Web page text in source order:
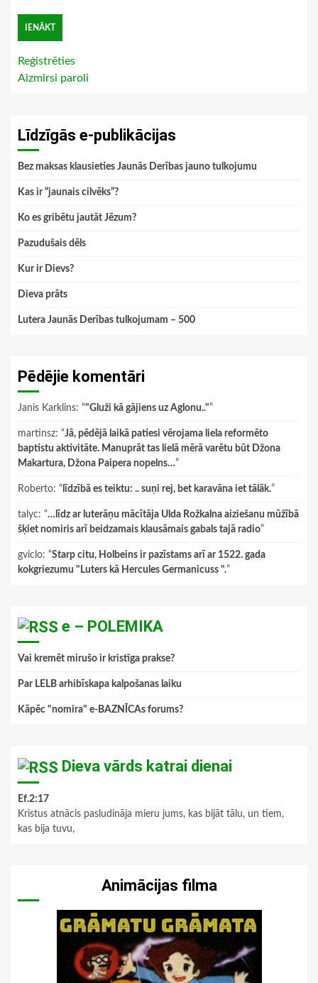
Reģistrēties
Aizmirsi paroli
Līdzīgās e-publikācijas
Bez maksas klausieties Jaunās Derības jauno tulkojumu
Kas ir “jaunais cilvēks”?
Ko es gribētu jautāt Jēzum?
Pazudušais dēls
Kur ir Dievs?
Dieva prāts
Lutera Jaunās Derības tulkojumam – 500
Pēdējie komentāri
Janis Karklins: “"Gluži kā gājiens uz Aglonu.."”
martinsz: “Jā, pēdējā laikā patiesi vērojama liela reformēto
baptistu aktivitāte. Manuprāt tas lielā mērā varētu būt Džona
Makartura, Džona Paipera nopelns…”
Roberto: “ līdzībā es teiktu: .. suņi rej, bet karavāna iet tālāk.”
talyc: “…līdz ar luterāņu mācītāja Ulda Rožkalna aiziešanu mūžībā
šķiet nomiris arī beidzamais klausāmais gabals tajā radio”
gviclo: “Starp citu, Holbeins ir pazīstams arī ar 1522. gada
kokgriezumu "Luters kā Hercules Germanicuss ".”
e – POLEMIKA
Vai kremēt mirušo ir kristīga prakse?
Par LELB arhibīskapa kalpošanas laiku
Kāpēc "nomira" e-BAZNĪCAs forums?
Dieva vārds katrai dienai
Ef.2:17
Kristus atnācis pasludināja mieru jums, kas bijāt tālu, un tiem,
kas bija tuvu,
Animācijas filma